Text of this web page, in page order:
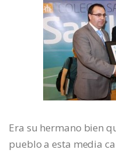
Era su hermano bien
pueblo a esta media